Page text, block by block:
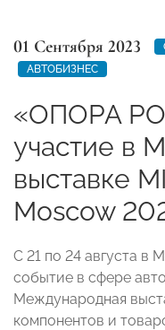
01 Сентября 2023
АВТОБИЗНЕС
«ОПОРА
участие в
выставке
Moscow
С 21 по 24 августа в
событие в сфере
Международная
компонентов и